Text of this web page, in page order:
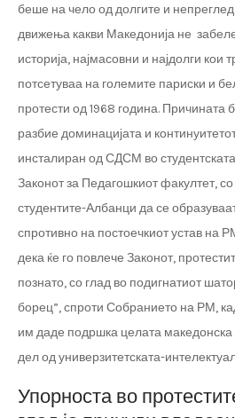
беше на чело од долгите и
движења какви Македонија не
историја, најмасовни и најдолги кои
потсетуваа на големите париски и
протести од 1968 година. Причината
разбие доминацијата и
инсталиран од СДСМ во
Законот за Педагошкиот факултет,
студентите-Албанци да се
спротивно на постоечкиот устав на
дека ќе го повлече Законот,
познато, со глад во подигнатиот
борец”, спроти Собранието на РМ,
им даде подршка целата македонска
дел од универзитетската-
Упорноста во